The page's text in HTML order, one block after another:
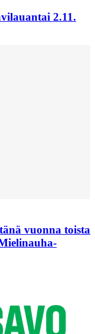
2.11.
vuonna toista